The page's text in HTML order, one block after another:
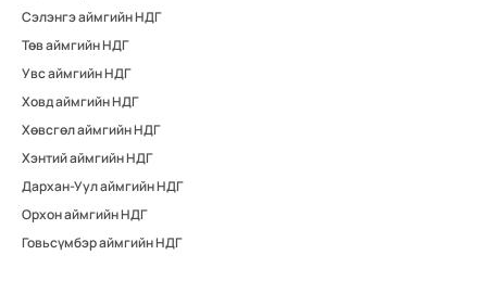
Сэлэнгэ аймгийн НДГ
Төв аймгийн НДГ
Увс аймгийн НДГ
Ховд аймгийн НДГ
Хөвсгөл аймгийн НДГ
Хэнтий аймгийн НДГ
Дархан-Уул аймгийн НДГ
Орхон аймгийн НДГ
Говьсүмбэр аймгийн НДГ